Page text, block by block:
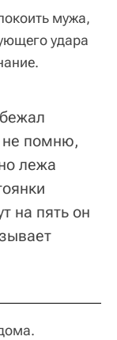
мужа,
удара
не помню,
лежа
на пять он